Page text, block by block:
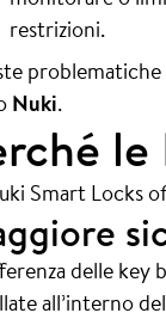
restrizioni.
problematiche
Nuki.
Smart Locks
delle key
all’interno